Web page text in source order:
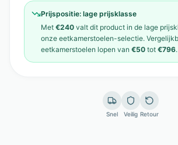
Prijspositie: lage prijsklasse
Met €240 valt dit product in de lage
onze eetkamerstoelen-selectie.
eetkamerstoelen lopen van €50 tot €796.
Snel Veilig Retour